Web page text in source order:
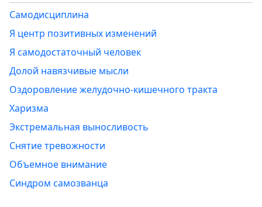
Самодисциплина
Я центр позитивных изменений
Я самодостаточный человек
Долой навязчивые мысли
Оздоровление желудочно-кишечного тракта
Харизма
Экстремальная выносливость
Снятие тревожности
Объемное внимание
Синдром самозванца